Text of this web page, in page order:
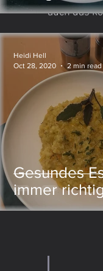
auch das
Gesundes
immer
Heidi Hell
Oct 28, 2020
2 min read